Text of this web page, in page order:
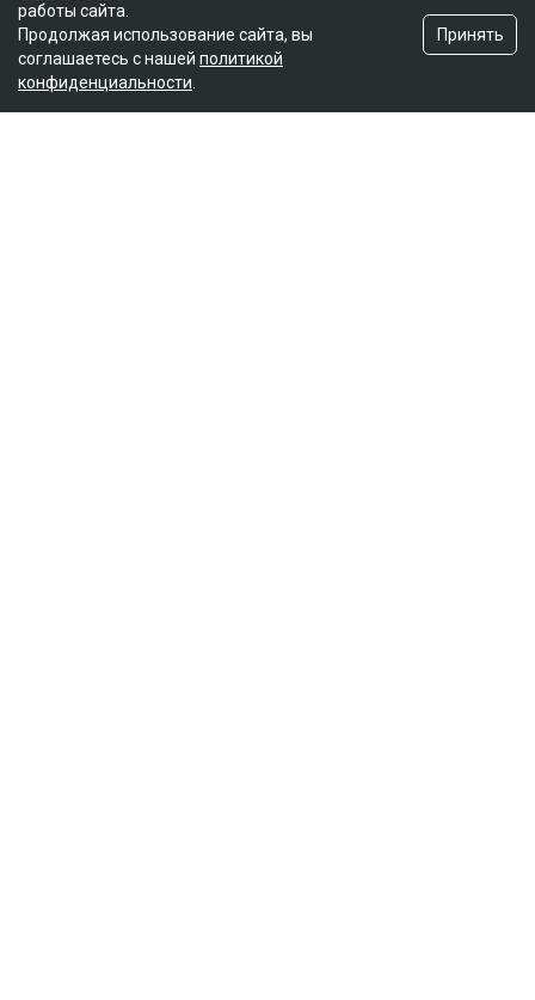
работы сайта.
Продолжая использование сайта, вы
соглашаетесь с нашей политикой
конфиденциальности
Принять